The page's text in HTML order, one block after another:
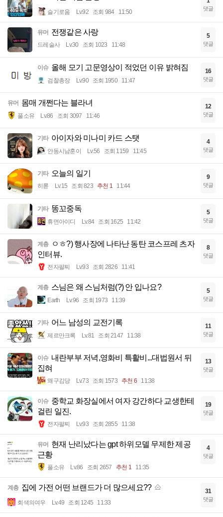
슬기로움 Lv.92 조회 984 11:50 댓글
유머 전쟁같은 사랑
드레술사 Lv.30 조회 1023 11:48
5
댓글
이슈 올해 모기 고문영상이 적었던 이유 밝혀짐
검찰총장 Lv.90 조회 1950 11:47
16
댓글
유머 몸매 개쩐다는 블라녀
풀소유 Lv.86 조회 3097 11:46
12
댓글
기타 아이자와 미나미 카드 스탯
안동시남훈이 Lv.56 조회 1159 11:45
4
댓글
기타 오늘의 일기
히롣 Lv.15 조회 823 추천 1 11:44
9
댓글
기타 똥꼬중독
휴면아이디 Lv.84 조회 1625 11:42
5
댓글
계층
ㅇㅎ?) 행사장에 나타난 동탄 코스프레 츠자
인터뷰.
전자팔찌 Lv.93 조회 2826 11:41
8
댓글
계층 스님은 왜 스님처럼(?) 안 입나요?
Earth Lv.96 조회 1973 11:39
5
댓글
기타 어느 남성의 교전기록
제르만크록 Lv.81 조회 2147 11:38
11
댓글
이슈 내란부부 저녁,영화비 특활비...대법원서 뒤
집혀
왜구김당 Lv.73 조회 1573 추천 6 11:38
13
댓글
이슈 중학교 화장실에서 여자 강간하다 교생한테
걸린 일진.
전자팔찌 Lv.93 조회 2855 11:38
19
댓글
유머 현재 난리났다는 gpt 하위모델 무제한 제공
근황
풀소유 Lv.86 조회 2657 추천 1 11:35
4
댓글
계층 집에 가전 어떤 브랜드가 더 많으세요??
회색의여우 Lv.49 조회 1245 11:33
31
댓글